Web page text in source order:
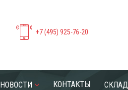
+7 (495) 925-76-20
НОВОСТИ КОНТАКТЫ СКЛАД